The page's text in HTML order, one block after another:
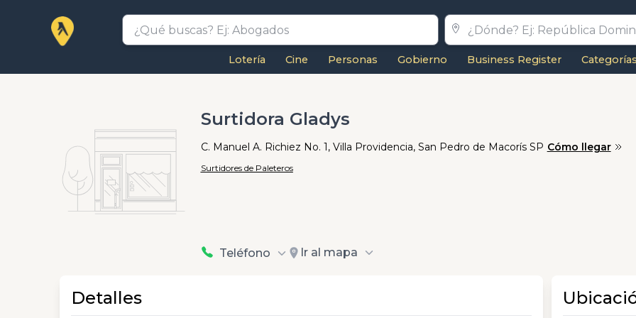
Lotería Cine Personas Gobierno Business Register
Surtidora Gladys
C. Manuel A. Richiez No. 1, Villa Providencia, San Pedro de Macorís SP Cómo llegar
Surtidores de Paleteros
Teléfono Ir al mapa
Detalles